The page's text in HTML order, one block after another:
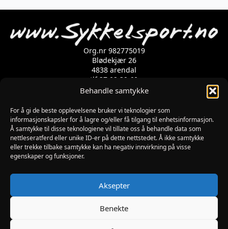
Behandle samtykke
For å gi de beste opplevelsene bruker vi teknologier som
informasjonskapsler for å lagre og/eller få tilgang til enhetsinformasjon.
Å samtykke til disse teknologiene vil tillate oss å behandle data som
nettleseratferd eller unike ID-er på dette nettstedet. Å ikke samtykke
eller trekke tilbake samtykke kan ha negativ innvirkning på visse
egenskaper og funksjoner.
Aksepter
Benekte
1
Org.nr 982775019
Blødekjær 26
4838 arendal
tlf 37 02 39 60
Kontaktskjema
Åpningstider
MANDAG-FREDAG: 09:00-17:00
LØRDAG: 10:00-15:00
SØNDAG: STENGT
PÅSKEAFTEN OG PINSEAFTEN : 10:00-13:00
Informasjon
MIN SIDE
KJØPSBETINGELSER